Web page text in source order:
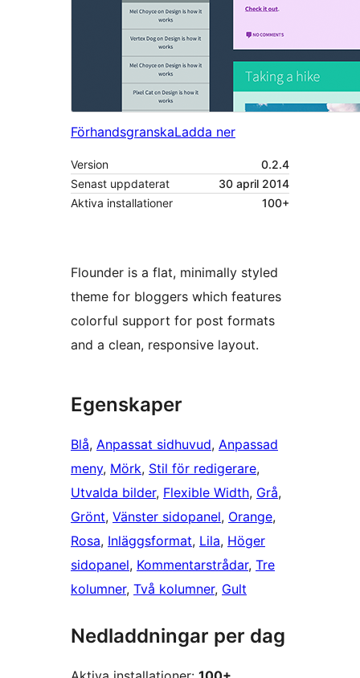
FörhandsgranskaLadda ner
Version
0.2.4
Senast uppdaterat
30 april 2014
Aktiva installationer
100+
Flounder is a flat, minimally styled
theme for bloggers which features
colorful support for post formats
and a clean, responsive layout.
Egenskaper
Blå, Anpassat sidhuvud, Anpassad
meny, Mörk, Stil för redigerare
Utvalda bilder, Flexible Width, Grå
Grönt, Vänster sidopanel, Orange
Rosa, Inläggsformat, Lila, Höger
sidopanel, Kommentarstrådar, Tre
kolumner, Två kolumner, Gult
Nedladdningar per dag